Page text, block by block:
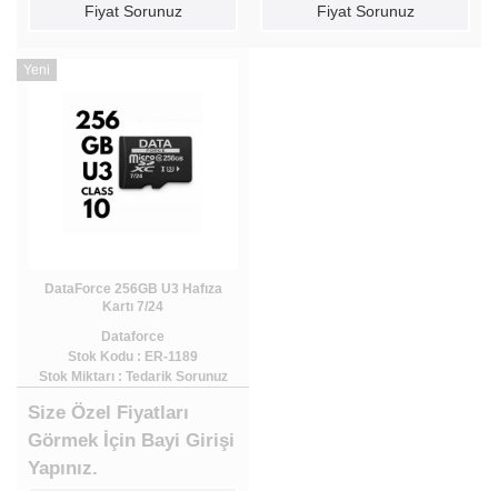
Fiyat Sorunuz Fiyat Sorunuz
Yeni
DataForce 256GB U3 Hafıza
Kartı 7/24
Dataforce
Stok Kodu : ER-1189
Stok Miktarı : Tedarik Sorunuz
Size Özel Fiyatları
Görmek İçin Bayi Girişi
Yapınız.